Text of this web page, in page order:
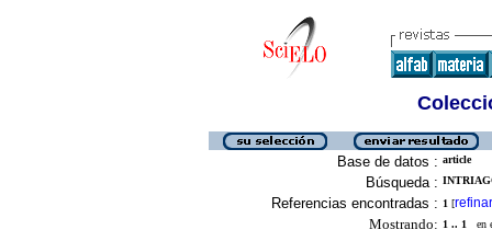
Base de datos : article
Búsqueda :
Referencias encontradas : 1 [refinar
Mostrando: 1 .. 1 en